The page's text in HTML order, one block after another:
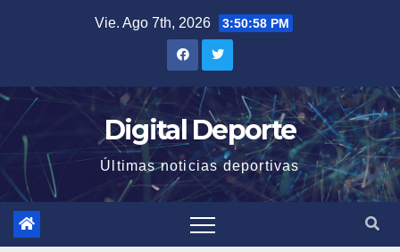
Vie. Ago 7th, 2026 3:50:59 PM
Digital Deporte
Últimas noticias deportivas